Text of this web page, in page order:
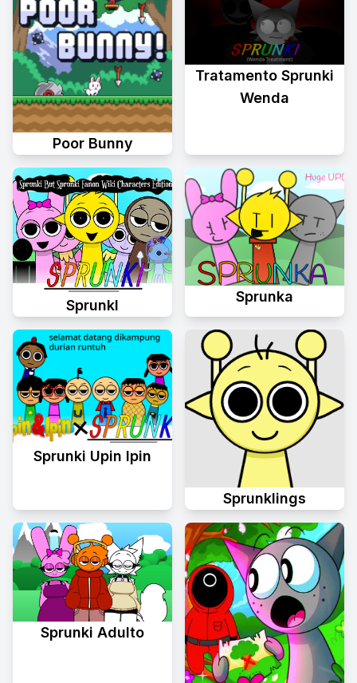
Poor Bunny
Tratamento Sprunki
Wenda
Sprunkl
Sprunka
Sprunki Upin Ipin
Sprunklings
Sprunki Adulto